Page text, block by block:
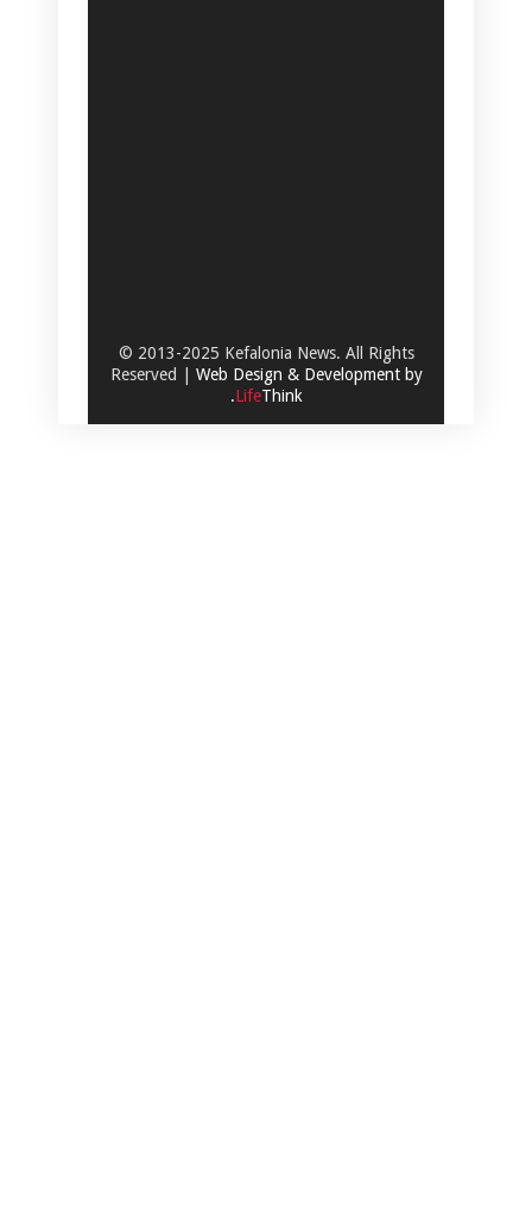
© 2013-2025 Kefalonia News. All Rights
Reserved | Web Design & Development by
.LifeThink